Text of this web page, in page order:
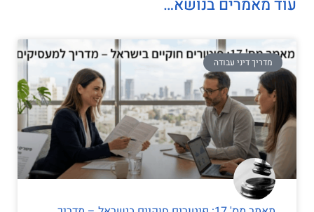
עוד מאמרים בנושא…
מדריך דיני עבודה